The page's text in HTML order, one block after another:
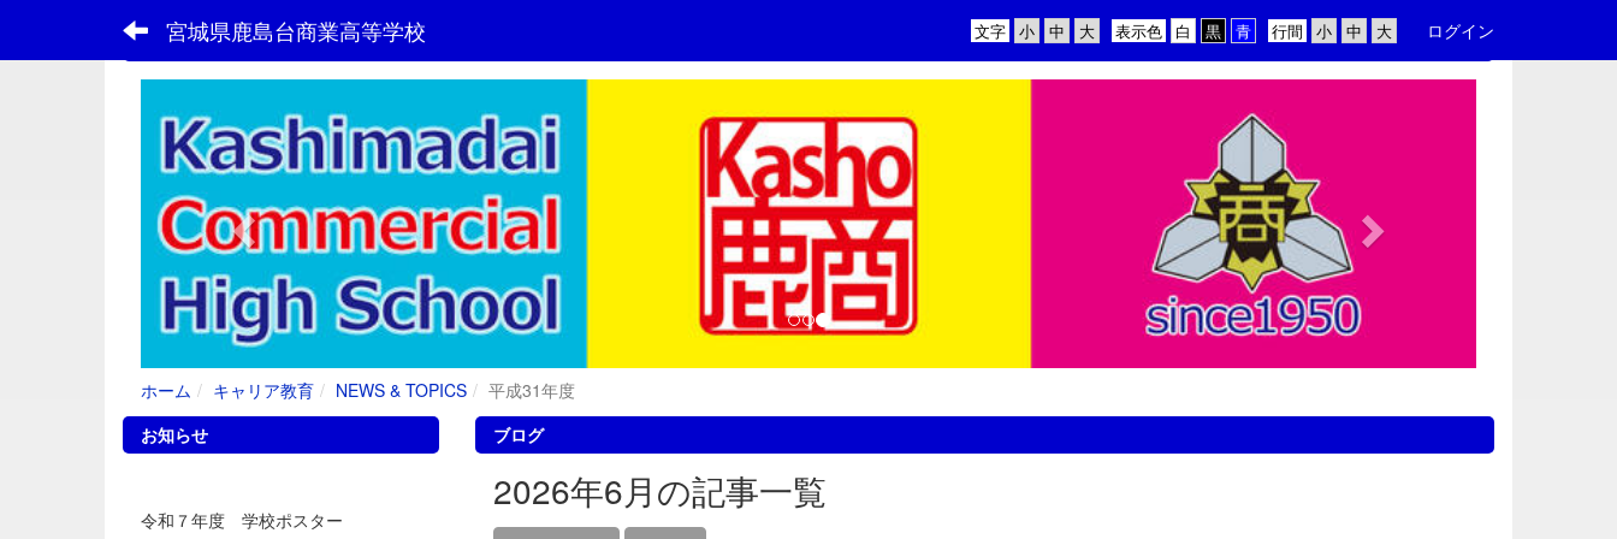
宮城県鹿島台商業高等学校 行間
表示色
文字 ログイン
フォトアルバム
r
e
i
o
u
s
ホーム キャリア教育 NEWS & TOPICS
平成31年度
ブログ
2026年6月の記事一覧
お知らせ
令和７年度 学校ポスター